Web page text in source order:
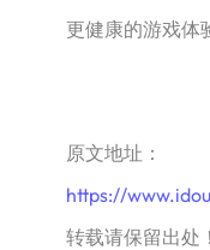
更健康的游戏体
原文地址：
https://
转载请保留出处！